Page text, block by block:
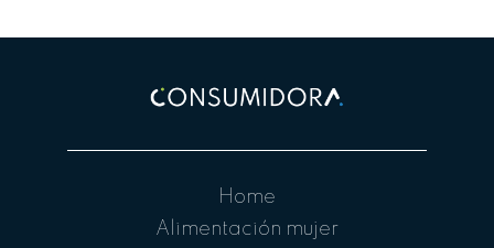
Home
Alimentación mujer